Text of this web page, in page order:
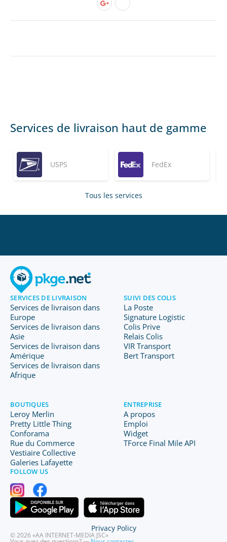
Services de livraison haut de gamme
USPS FedEx
Tous les services
SERVICES DE LIVRAISON
Services de livraison dans
Europe
Services de livraison dans
Asie
Services de livraison dans
Amérique
Services de livraison dans
Afrique
SUIVI DES COLIS
La Poste
Signature Logistic
Colis Prive
Relais Colis
VIR Transport
Bert Transport
BOUTIQUES
Leroy Merlin
Pretty Little Thing
Conforama
Rue du Commerce
Vestiaire Collective
Galeries Lafayette
ENTREPRISE
A propos
Emploi
Widget
TForce Final Mile API
FOLLOW US
© 2026 «AA INTERNET-MEDIA JSC»
Privacy Policy